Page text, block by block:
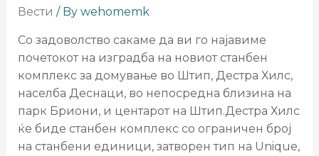
Вести / By wehomemk
Со задоволство сакаме да ви го најавиме
почетокот на изградба на новиот станбен
комплекс за домување во Штип, Дестра Хилс,
населба Деснаци, во непосредна близина на
парк Бриони, и центарот на Штип.Дестра Хилс
ќе биде станбен комплекс со ограничен број
на станбени единици, затворен тип на Unique,